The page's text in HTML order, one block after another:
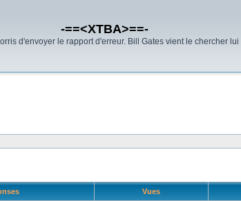
-==<XTBA>==-
d'envoyer le rapport d'erreur. Bill Gates vient le chercher
Vues